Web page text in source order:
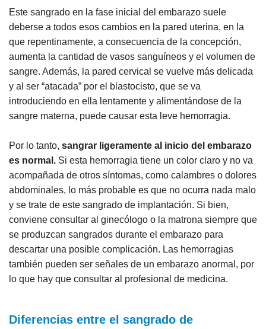
Este sangrado en la fase inicial del embarazo suele
deberse a todos esos cambios en la pared uterina, en la
que repentinamente, a consecuencia de la concepción,
aumenta la cantidad de vasos sanguíneos y el volumen de
sangre. Además, la pared cervical se vuelve más delicada
y al ser “atacada” por el blastocisto, que se va
introduciendo en ella lentamente y alimentándose de la
sangre materna, puede causar esta leve hemorragia.
Por lo tanto, sangrar ligeramente al inicio del embarazo
es normal. Si esta hemorragia tiene un color claro y no va
acompañada de otros síntomas, como calambres o dolores
abdominales, lo más probable es que no ocurra nada malo
y se trate de este sangrado de implantación. Si bien,
conviene consultar al ginecólogo o la matrona siempre que
se produzcan sangrados durante el embarazo para
descartar una posible complicación. Las hemorragias
también pueden ser señales de un embarazo anormal, por
lo que hay que consultar al profesional de medicina.
Diferencias entre el sangrado de